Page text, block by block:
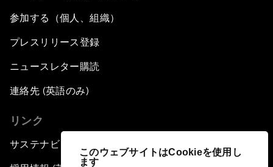
このウェブサイトはCookieを使用し
ます
参加する（個人、組織）
プレスリリース登録
ニュースレター購読
連絡先 (英語のみ)
リンク
サステナビリティへの取り組み